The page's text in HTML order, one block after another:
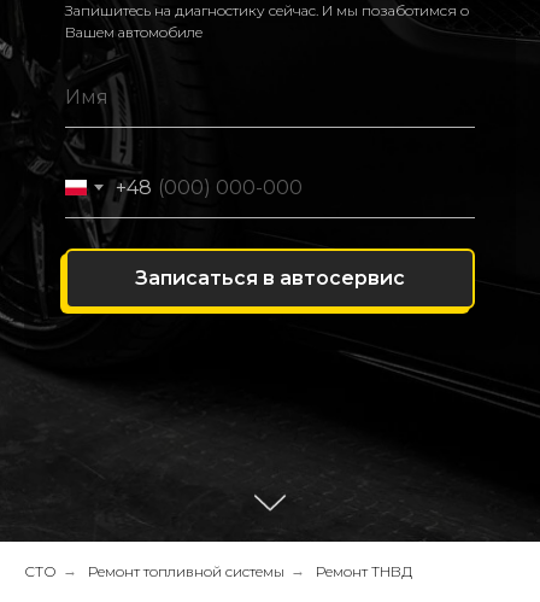
Запишитесь на диагностику сейчас. И мы позаботимся о
Вашем автомобиле
+48
Записаться в автосервис
СТО → Ремонт топливной системы → Ремонт ТНВД